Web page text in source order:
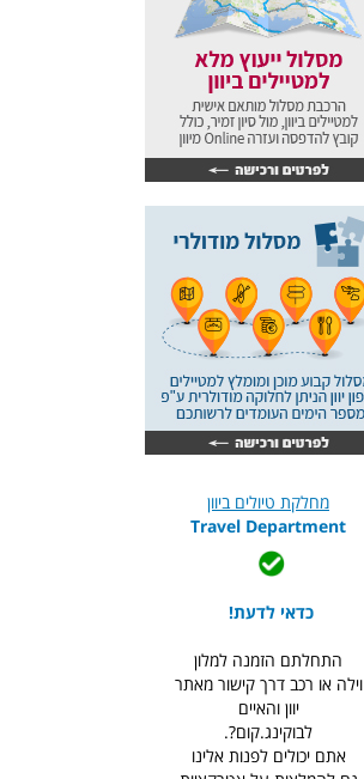
מחלקת טיולים ביוון
Travel Department
כדאי לדעת!
התחלתם הזמנה למלון
וילה או רכב דרך קישור מאתר
יוון והאיים
לבוקינג.קום?.
אתם יכולים לפנות אלינו